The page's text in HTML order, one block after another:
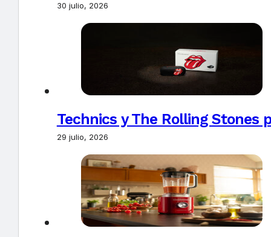
30 julio, 2026
Technics y The Rolling Stones
29 julio, 2026